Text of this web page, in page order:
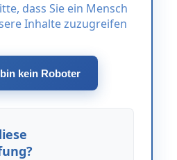
dass Sie ein Mensch
Inhalte zuzugreifen
kein Roboter